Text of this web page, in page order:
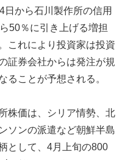
から石川製作所の信用
50％に引き上げる増担
これにより投資家は投資
証券会社からは発注が規
ることが予想される。
株価は、シリア情勢、北
ソンの派遣など朝鮮半島
として、4月上旬の800